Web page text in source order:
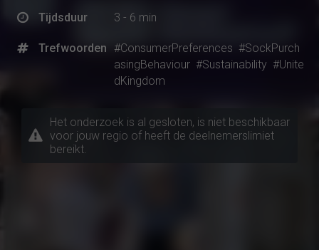
Tijdsduur 3 - 6 min
Trefwoorden #ConsumerPreferences #SockPurch
asingBehaviour #Sustainability #Unite
dKingdom
Het onderzoek is al gesloten, is niet beschikbaar
voor jouw regio of heeft de deelnemerslimiet
bereikt.